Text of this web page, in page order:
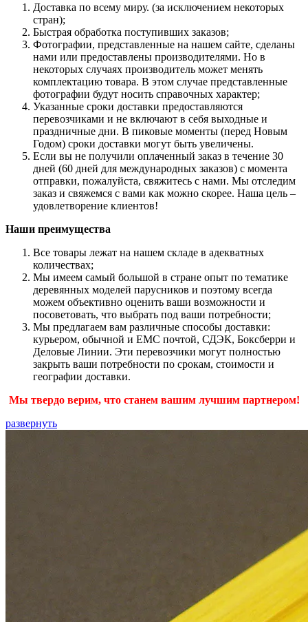
Доставка по всему миру. (за исключением некоторых
стран);
Быстрая обработка поступивших заказов;
Фотографии, представленные на нашем сайте, сделаны
нами или предоставлены производителями. Но в
некоторых случаях производитель может менять
комплектацию товара. В этом случае представленные
фотографии будут носить справочных характер;
Указанные сроки доставки предоставляются
перевозчиками и не включают в себя выходные и
праздничные дни. В пиковые моменты (перед Новым
Годом) сроки доставки могут быть увеличены.
Если вы не получили оплаченный заказ в течение 30
дней (60 дней для международных заказов) с момента
отправки, пожалуйста, свяжитесь с нами. Мы отследим
заказ и свяжемся с вами как можно скорее. Наша цель –
удовлетворение клиентов!
Наши преимущества
Все товары лежат на нашем складе в адекватных
количествах;
Мы имеем самый большой в стране опыт по тематике
деревянных моделей парусников и поэтому всегда
можем объективно оценить ваши возможности и
посоветовать, что выбрать под ваши потребности;
Мы предлагаем вам различные способы доставки:
курьером, обычной и ЕМС почтой, СДЭК, Боксберри и
Деловые Линии. Эти перевозчики могут полностью
закрыть ваши потребности по срокам, стоимости и
географии доставки.
Мы твердо верим, что станем вашим лучшим партнером!
развернуть